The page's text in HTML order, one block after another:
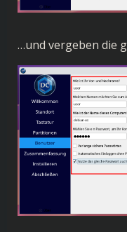
…und vergeben die